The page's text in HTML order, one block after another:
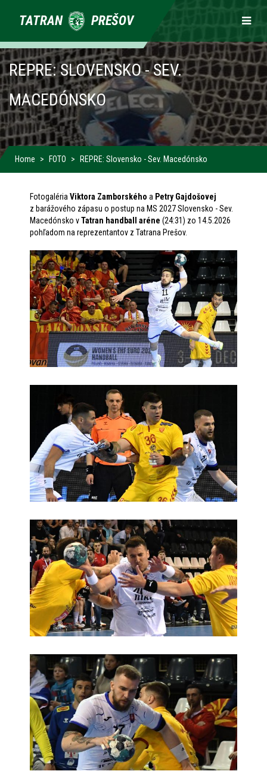
TATRAN PREŠOV
Primárne
odkazy
REPRE: SLOVENSKO - SEV.
MACEDÓNSKO
Home FOTO REPRE: Slovensko - Sev. Macedónsko
Fotogaléria Viktora Zamborského a Petry Gajdošovej
z barážového zápasu o postup na MS 2027 Slovensko - Sev.
Macedónsko vTatran handball aréne (24:31) zo 14.5.2026
pohľadom na reprezentantov z Tatrana Prešov.